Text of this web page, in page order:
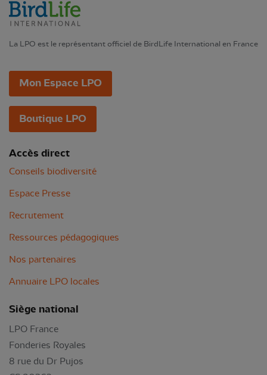
La LPO est le représentant officiel de BirdLife International en France
Mon Espace LPO
Boutique LPO
Accès direct
Conseils biodiversité
Espace Presse
Recrutement
Ressources pédagogiques
Nos partenaires
Annuaire LPO locales
Siège national
LPO France
Fonderies Royales
8 rue du Dr Pujos